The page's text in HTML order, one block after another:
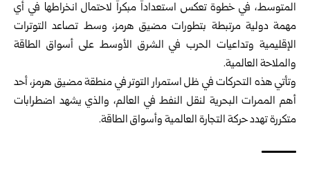
المتوسط، في خطوة تعكس استعداداً مبكراً لاحتمال انخراطها في أي
مهمة دولية مرتبطة بتطورات مضيق هرمز، وسط تصاعد التوترات
الإقليمية وتداعيات الحرب في الشرق الأوسط على أسواق الطاقة
والملاحة العالمية.
وتأتي هذه التحركات في ظل استمرار التوتر في منطقة مضيق هرمز، أحد
أهم الممرات البحرية لنقل النفط في العالم، والذي يشهد اضطرابات
متكررة تهدد حركة التجارة العالمية وأسواق الطاقة.